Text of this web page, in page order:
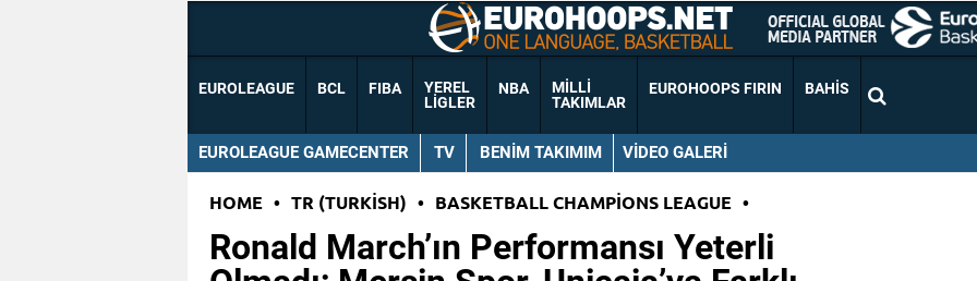
EUROLEAGUE BCL FIBA
YEREL
LIGLER
NBA
MILLI
TAKIMLAR
EUROHOOPS FIRIN BAHIS
EUROLEAGUE GAMECENTER TV BENIM TAKIMIM VIDEO GALERI
HOME • TR (TURKISH) • BASKETBALL CHAMPIONS LEAGUE •
Ronald March’ın Performansı Yeterli